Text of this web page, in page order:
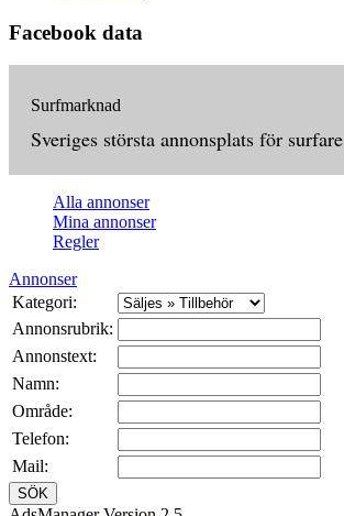
Facebook data
Surfmarknad
Sveriges största annonsplats för surfare
Alla annonser
Mina annonser
Regler
Annonser
Kategori:
Annonsrubrik:
Annonstext:
Namn:
Område:
Telefon:
Mail: